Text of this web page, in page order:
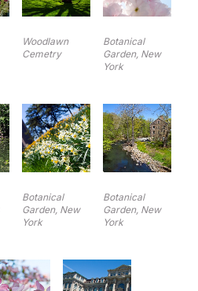
Woodlawn
Cemetry
Botanical
Garden, New
York
Botanical
Garden, New
York
Botanical
Garden, New
York